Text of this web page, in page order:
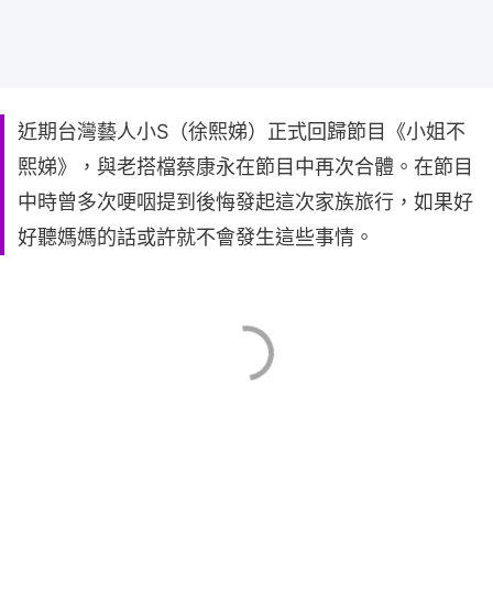
近期台灣藝人小S（徐熙娣）正式回歸節目《小姐不
熙娣》，與老搭檔蔡康永在節目中再次合體。在節目
中時曾多次哽咽提到後悔發起這次家族旅行，如果好
好聽媽媽的話或許就不會發生這些事情。